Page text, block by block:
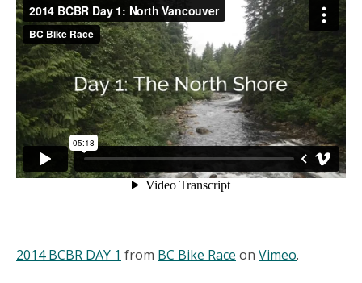
2014 BCBR DAY 1 from BC Bike Race on Vimeo.